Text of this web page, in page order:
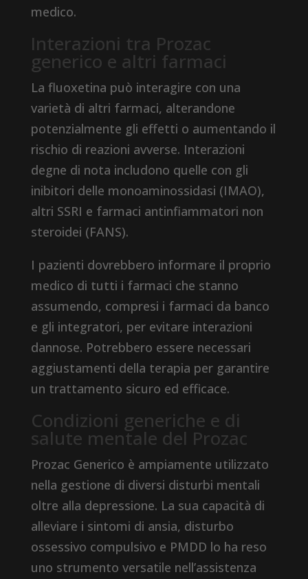
medico.
Interazioni tra Prozac
generico e altri farmaci
La fluoxetina può interagire con una
varietà di altri farmaci, alterandone
potenzialmente gli effetti o aumentando il
rischio di reazioni avverse. Interazioni
degne di nota includono quelle con gli
inibitori delle monoaminossidasi (IMAO),
altri SSRI e farmaci antinfiammatori non
steroidei (FANS).
I pazienti dovrebbero informare il proprio
medico di tutti i farmaci che stanno
assumendo, compresi i farmaci da banco
e gli integratori, per evitare interazioni
dannose. Potrebbero essere necessari
aggiustamenti della terapia per garantire
un trattamento sicuro ed efficace.
Condizioni generiche e di
salute mentale del Prozac
Prozac Generico è ampiamente utilizzato
nella gestione di diversi disturbi mentali
oltre alla depressione. La sua capacità di
alleviare i sintomi di ansia, disturbo
ossessivo compulsivo e PMDD lo ha reso
uno strumento versatile nell’assistenza